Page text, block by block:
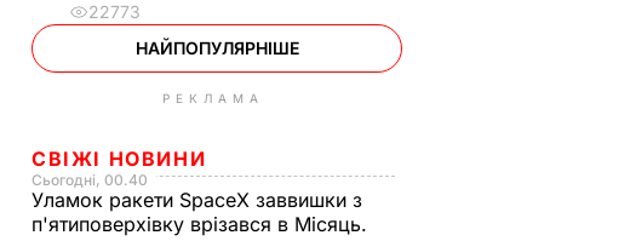
22773
НАЙПОПУЛЯРНІШЕ
РЕКЛАМА
СВІЖІ НОВИНИ
Сьогодні, 00.40
Уламок ракети SpaceX заввишки з
п'ятиповерхівку врізався в Місяць.